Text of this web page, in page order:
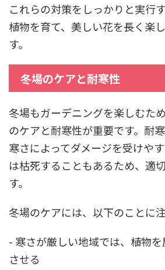
これらの対策をしっかりと実行
植物を育て、美しい花を長く楽
す。
冬場のケアと耐寒性
冬場もガーデニングを楽しむた
のケアと耐寒性が重要です。耐
寒さによってダメージを受けや
は枯死することもあるため、適
す。
冬場のケアには、以下のことに
- 寒さが厳しい地域では、植物
させる